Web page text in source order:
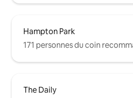
Hampton Park
171 personnes du coin
The Daily